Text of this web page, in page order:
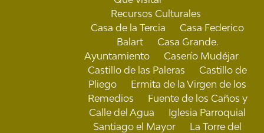
Recursos Culturales
Casa de la Tercia
Casa Federico
Balart
Casa Grande.
Ayuntamiento
Caserío Mudéjar
Castillo de las Paleras
Castillo de
Pliego
Ermita de la Virgen de los
Remedios
Fuente de los Caños y
Calle del Agua
Iglesia Parroquial
Santiago el Mayor
La Torre del